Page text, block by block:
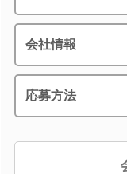
会社情報
応募方法